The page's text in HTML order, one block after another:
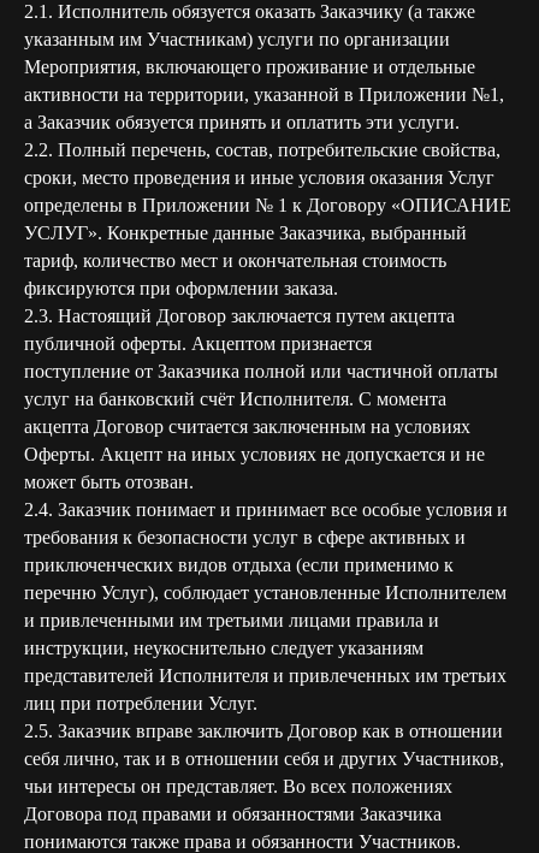
2.1. Исполнитель обязуется оказать Заказчику (а также
указанным им Участникам) услуги по организации
Мероприятия, включающего проживание и отдельные
активности на территории, указанной в Приложении №1,
а Заказчик обязуется принять и оплатить эти услуги.
2.2. Полный перечень, состав, потребительские свойства,
сроки, место проведения и иные условия оказания Услуг
определены в Приложении № 1 к Договору «ОПИСАНИЕ
УСЛУГ». Конкретные данные Заказчика, выбранный
тариф, количество мест и окончательная стоимость
фиксируются при оформлении заказа.
2.3. Настоящий Договор заключается путем акцепта
публичной оферты. Акцептом признается
поступление от Заказчика полной или частичной оплаты
услуг на банковский счёт Исполнителя. С момента
акцепта Договор считается заключенным на условиях
Оферты. Акцепт на иных условиях не допускается и не
может быть отозван.
2.4. Заказчик понимает и принимает все особые условия и
требования к безопасности услуг в сфере активных и
приключенческих видов отдыха (если применимо к
перечню Услуг), соблюдает установленные Исполнителем
и привлеченными им третьими лицами правила и
инструкции, неукоснительно следует указаниям
представителей Исполнителя и привлеченных им третьих
лиц при потреблении Услуг.
2.5. Заказчик вправе заключить Договор как в отношении
себя лично, так и в отношении себя и других Участников,
чьи интересы он представляет. Во всех положениях
Договора под правами и обязанностями Заказчика
понимаются также права и обязанности Участников.